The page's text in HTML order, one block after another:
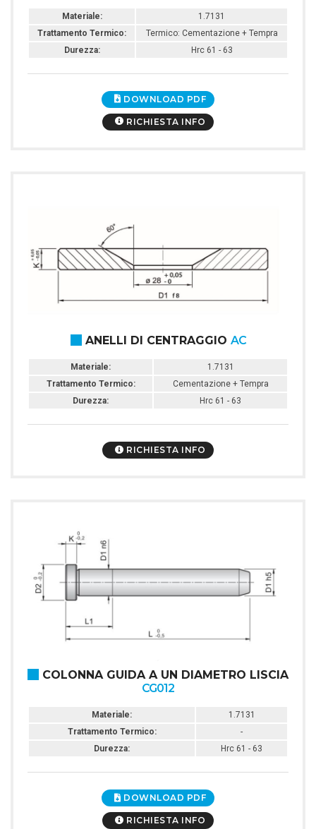
Materiale:
1.7131
Trattamento Termico:
Termico: Cementazione + Tempra
Durezza:
Hrc 61 - 63
DOWNLOAD PDF
RICHIESTA INFO
ANELLI DI CENTRAGGIO AC
Materiale:
1.7131
Trattamento Termico:
Cementazione + Tempra
Durezza:
Hrc 61 - 63
RICHIESTA INFO
COLONNA GUIDA A UN DIAMETRO LISCIA
CG012
Materiale:
1.7131
Trattamento Termico:
-
Durezza:
Hrc 61 - 63
DOWNLOAD PDF
RICHIESTA INFO